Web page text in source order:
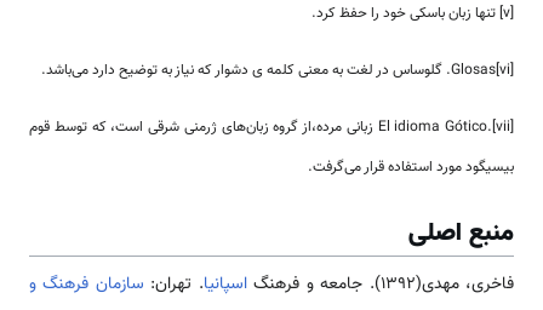
[v] تنها زبان باسکی خود را حفظ کرد.
Glosas[vi]. گلوساس در لغت به معنی کلمه ی دشوار که نیاز به توضیح دارد می‌باشد.
[vii].El idioma Gótico زبانی مرده،از گروه زبان‌های ژرمنی شرقی است، که توسط قوم
بیسیگود مورد استفاده قرار می‌گرفت.
منبع اصلی
فاخری، مهدی(1392). جامعه و فرهنگ اسپانیا. تهران: سازمان فرهنگ و